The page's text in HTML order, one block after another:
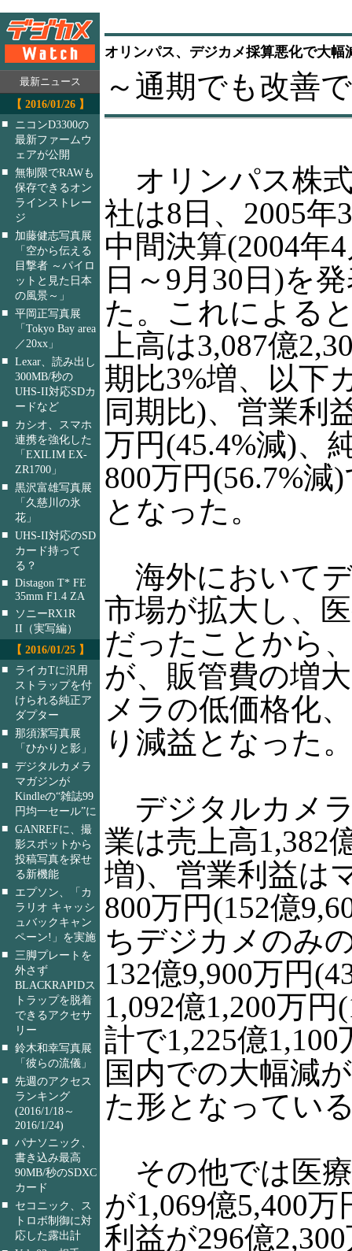
最新ニュース
【 2016/01/26 】
■
ニコンD3300の
最新ファームウ
ェアが公開
■ 無制限でRAWも
保存できるオン
ラインストレー
ジ
■
加藤健志写真展
「空から伝える
目撃者 ～パイロ
ットと見た日本
の風景～」
■ 平岡正写真展
「Tokyo Bay area
／20xx」
■ Lexar、読み出し
300MB/秒の
UHS-II対応SDカ
ードなど
■
カシオ、スマホ
連携を強化した
「EXILIM EX-
ZR1700」
■ 黒沢富雄写真展
「久慈川の氷
花」
■ UHS-II対応のSD
カード持って
る？
■ Distagon T* FE
35mm F1.4 ZA
■
ソニーRX1R
II（実写編）
【 2016/01/25 】
■
ライカTに汎用
ストラップを付
けられる純正ア
ダプター
■ 那須潔写真展
「ひかりと影」
■ デジタルカメラ
マガジンが
Kindleの“雑誌99
円均一セール”に
■ GANREFに、撮
影スポットから
投稿写真を探せ
る新機能
■
エプソン、「カ
ラリオ キャッシ
ュバックキャン
ペーン!」を実施
■ 三脚プレートを
外さず
BLACKRAPIDス
トラップを脱着
できるアクセサ
リー
■ 鈴木和幸写真展
「彼らの流儀」
■ 先週のアクセス
ランキング
(2016/1/18～
2016/1/24)
■ パナソニック、
書き込み最高
90MB/秒のSDXC
カード
■
セコニック、ス
トロボ制御に対
応した露出計
オリンパス、デジカメ採算悪化で大幅
～通期でも改善
オリンパス株
社は8日、2005年
中間決算(2004年
日～9月30日)を
た。これによる
上高は3,087億
期比3%増、以下
同期比)、営業利
万円(45.4%減)、
800万円(56.7%減
となった。
海外において
市場が拡大し、
だったことから
が、販管費の増
メラの低価格化
り減益となった
デジタルカメ
業は売上高1,382
増)、営業利益は
800万円(152億
ちデジカメのみ
132億9,900万円
1,092億1,200万円
計で1,225億
国内での大幅減
た形となってい
その他では医
が1,069億5,400
利益が296億